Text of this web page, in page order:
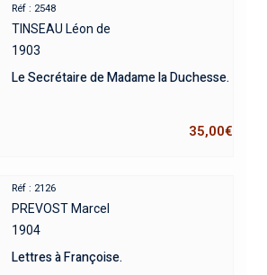
Réf : 2548
TINSEAU Léon de
1903
Le Secrétaire de Madame la Duchesse.
35,00€
Réf : 2126
PREVOST Marcel
1904
Lettres à Françoise.